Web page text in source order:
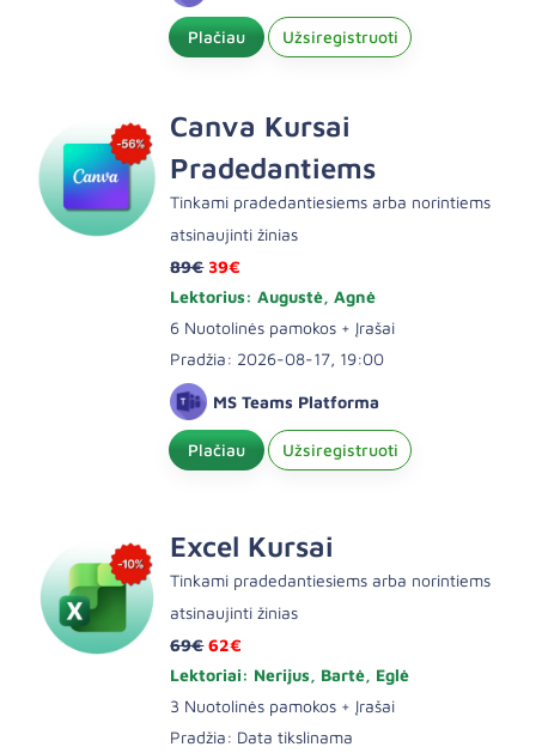
Plačiau Užsiregistruoti
Canva Kursai
Pradedantiems
Tinkami pradedantiesiems arba norintiems
atsinaujinti žinias
89€ 39€
Lektorius: Augustė, Agnė
6 Nuotolinės pamokos + Įrašai
Pradžia: 2026-08-17, 19:00
MS Teams Platforma
Plačiau Užsiregistruoti
Excel Kursai
Tinkami pradedantiesiems arba norintiems
atsinaujinti žinias
69€ 62€
Lektoriai: Nerijus, Bartė, Eglė
3 Nuotolinės pamokos + Įrašai
Pradžia: Data tikslinama